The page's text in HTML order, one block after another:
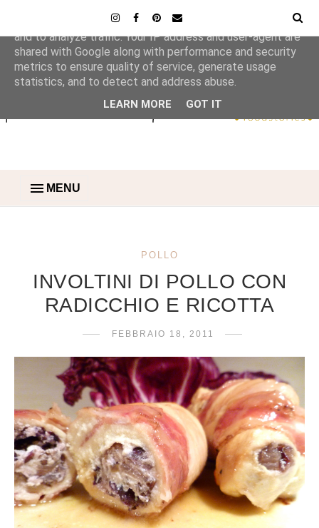
MENU
POLLO
INVOLTINI DI POLLO CON
RADICCHIO E RICOTTA
FEBBRAIO 18, 2011
This site uses cookies from Google to deliver its services
and to analyze traffic. Your IP address and user-agent are
shared with Google along with performance and security
metrics to ensure quality of service, generate usage
statistics, and to detect and address abuse.
LEARN MORE GOT IT